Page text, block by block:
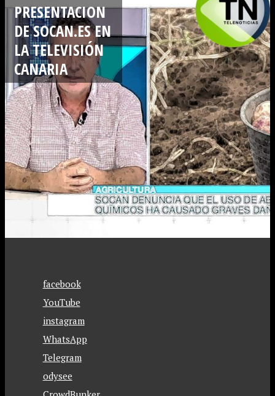
PRESENTACION
DE SOCAN.ES EN
LA TELEVISIÓN
CANARIA
facebook
YouTube
instagram
WhatsApp
Telegram
odysee